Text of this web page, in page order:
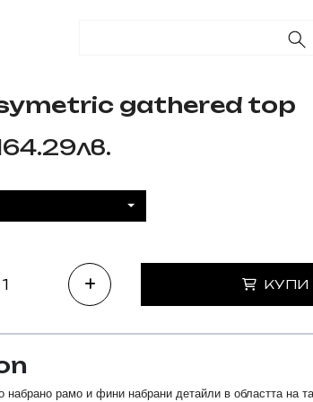
gathered top
КУПИ
набрано рамо и фини набрани детайли в областта на